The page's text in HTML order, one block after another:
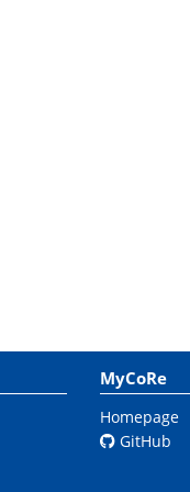
MyCoRe
Homepage
GitHub